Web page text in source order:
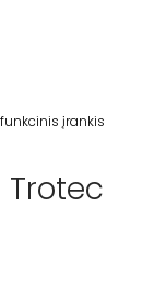
įrankis
Trotec